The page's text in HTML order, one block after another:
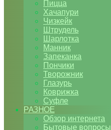
Пицца
Хачапури
Чизкейк
Штрудель
Шарлотка
Манник
Запеканка
Пончики
Творожник
Глазурь
Коврижка
Суфле
РАЗНОЕ
Обзор интернета
Бытовые вопросы